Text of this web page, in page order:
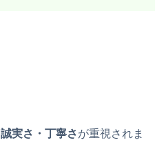
誠実さ・丁寧さが重視されま